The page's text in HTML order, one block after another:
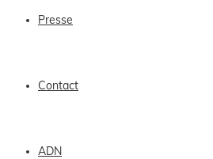
Presse
Contact
ADN